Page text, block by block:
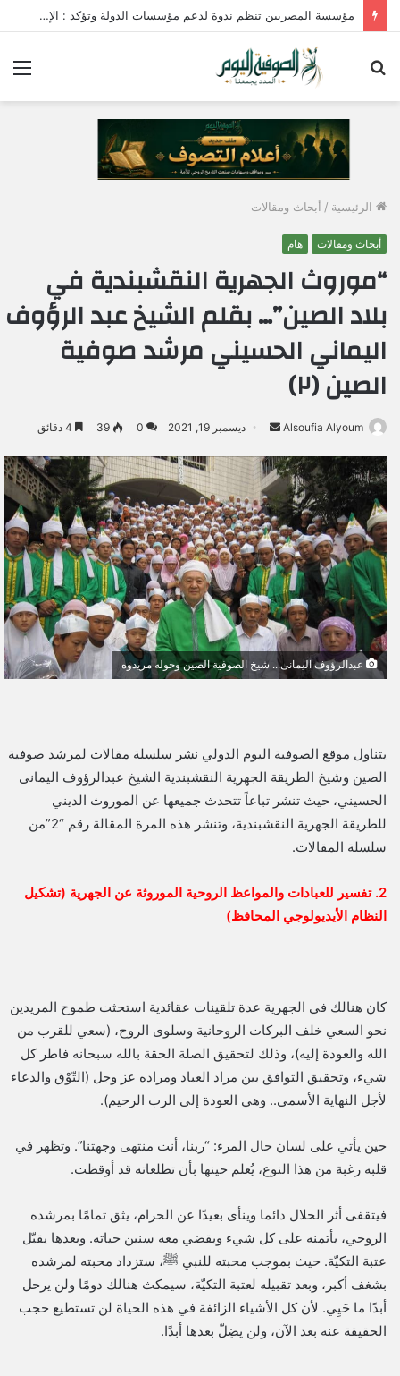
مؤسسة المصريين تنظم ندوة لدعم مؤسسات الدولة وتؤكد : الإصطفاف الوطني وبناء الوعي المجتمعي ضرورة لمواجهة التحديات وحماية الأمن القومي المصري
الرئيسية / أبحاث ومقالات
أبحاث ومقالات هام
“موروث الجهرية النقشبندية في
بلاد الصين”… بقلم الشيخ عبد الرؤوف
اليماني الحسيني مرشد صوفية
الصين (٢)
Alsoufia Alyoum
س
ل
ب
ر
ي
د
ا
إ
ل
ك
ن
ديسمبر 19, 2021 0
39
عبدالرؤوف اليمانى... شيخ الصوفية الصين وحوله مريدوه
يتناول موقع الصوفية اليوم الدولي نشر سلسلة مقالات لمرشد صوفية
الصين وشيخ الطريقة الجهرية النقشبندية الشيخ عبدالرؤوف اليمانى
الحسيني، حيث تنشر تباعاً تتحدث جميعها عن الموروث الديني
للطريقة الجهرية النقشبندية، وتنشر هذه المرة المقالة رقم “2”من
سلسلة المقالات.
2. تفسير للعبادات والمواعظ الروحية الموروثة عن الجهرية (تشكيل
النظام الأيديولوجي المحافظ)
كان هنالك في الجهرية عدة تلقينات عقائدية استحثت طموح المريدين
نحو السعي خلف البركات الروحانية وسلوى الروح، (سعي للقرب من
الله والعودة إليه)، وذلك لتحقيق الصلة الحقة بالله سبحانه فاطر كل
شيء، وتحقيق التوافق بين مراد العباد ومراده عز وجل (التّوْق والدعاء
لأجل النهاية الأسمى.. وهي العودة إلى الرب الرحيم).
حين يأتي على لسان حال المرء: “ربنا، أنت منتهى وجهتنا”. وتظهر في
قلبه رغبة من هذا النوع، يُعلم حينها بأن تطلعاته قد أوقظت.
فيتقفى أثر الحلال دائما وينأى بعيدًا عن الحرام، يثق تمامًا بمرشده
الروحي، يأتمنه على كل شيء ويقضي معه سنين حياته. وبعدها يقبّل
عتبة التكيّة. حيث بموجب محبته للنبي ﷺ، ستزداد محبته لمرشده
بشغف أكبر، وبعد تقبيله لعتبة التكيّة، سيمكث هنالك دومًا ولن يرحل
أبدًا ما حَيِي. لأن كل الأشياء الزائفة في هذه الحياة لن تستطيع حجب
الحقيقة عنه بعد الآن، ولن يضِلّ بعدها أبدًا.